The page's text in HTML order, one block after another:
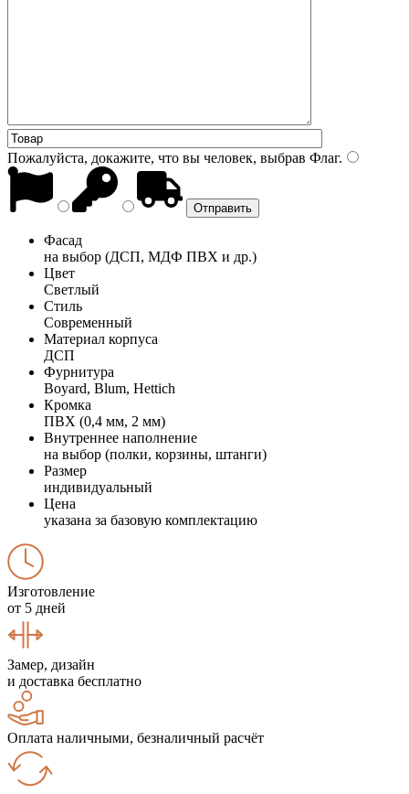
Пожалуйста, докажите, что вы человек, выбрав Флаг.
Фасад
на выбор (ДСП, МДФ ПВХ и др.)
Цвет
Светлый
Стиль
Современный
Материал корпуса
ДСП
Фурнитура
Boyard, Blum, Hettich
Кромка
ПВХ (0,4 мм, 2 мм)
Внутреннее наполнение
на выбор (полки, корзины, штанги)
Размер
индивидуальный
Цена
указана за базовую комплектацию
Изготовление
от 5 дней
Замер, дизайн
и доставка бесплатно
Оплата наличными, безналичный расчёт